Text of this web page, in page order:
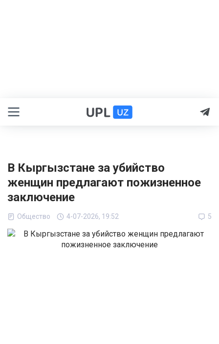
В Кыргызстане за убийство
женщин предлагают пожизненное
заключение
Общество 4-07-2026, 19:52 5